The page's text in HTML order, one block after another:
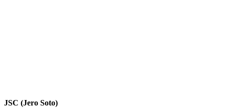
JSC (Jero Soto)